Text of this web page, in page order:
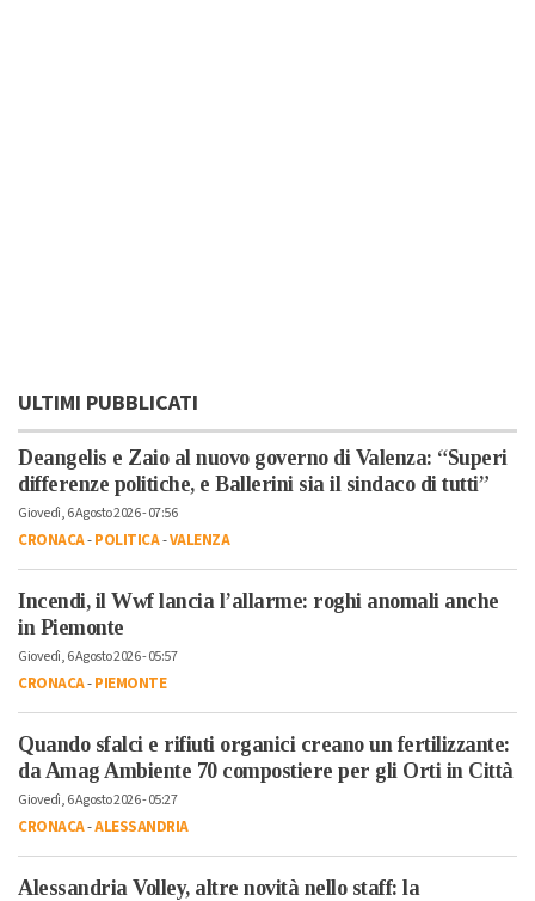
ULTIMI PUBBLICATI
Deangelis e Zaio al nuovo governo di Valenza: “Superi
differenze politiche, e Ballerini sia il sindaco di tutti”
Giovedì, 6 Agosto 2026 - 07:56
CRONACA-POLITICA-VALENZA
Incendi, il Wwf lancia l’allarme: roghi anomali anche
in Piemonte
Giovedì, 6 Agosto 2026 - 05:57
CRONACA-PIEMONTE
Quando sfalci e rifiuti organici creano un fertilizzante:
da Amag Ambiente 70 compostiere per gli Orti in Città
Giovedì, 6 Agosto 2026 - 05:27
CRONACA-ALESSANDRIA
Alessandria Volley, altre novità nello staff: la